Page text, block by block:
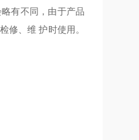
有不同，由于产品
修、维 护时使用。